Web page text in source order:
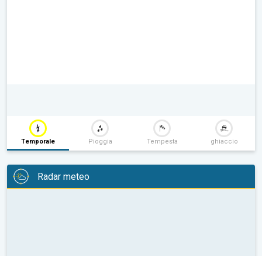
Temporale Pioggia Tempesta ghiaccio
Radar meteo